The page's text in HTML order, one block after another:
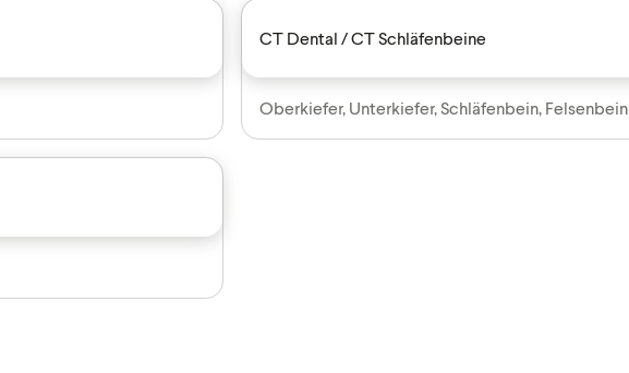
CT Dental / CT Schläfenbeine
Oberkiefer, Unterkiefer, Schläfenbein, Felsenbein